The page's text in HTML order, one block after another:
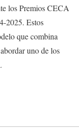
los Premios CECA
2025. Estos
que combina
uno de los